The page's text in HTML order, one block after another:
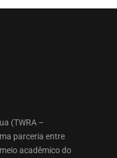
(TWRA –
parceria entre
acadêmico do